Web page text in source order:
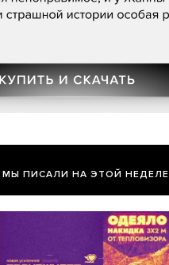
МЫ ПИСАЛИ НА ЭТОЙ НЕДЕЛЕ